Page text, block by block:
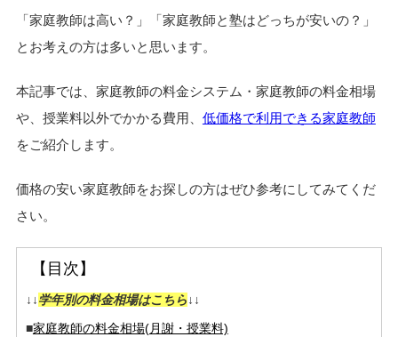
「家庭教師は高い？」「家庭教師と塾はどっちが安いの？」
とお考えの方は多いと思います。
本記事では、家庭教師の料金システム・家庭教師の料金相場
や、授業料以外でかかる費用、 低価格で利用できる家庭教師
をご紹介します。
価格の安い家庭教師をお探しの方はぜひ参考にしてみてくだ
さい。
【目次】
↓↓学年別の料金相場はこちら↓↓
■家庭教師の料金相場(月謝・授業料)